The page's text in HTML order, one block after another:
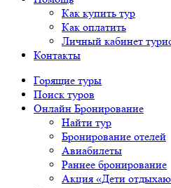
Как купить тур
Как оплатить
Личный кабинет
Контакты
Горящие туры
Поиск туров
Онлайн Бронирование
Найти тур
Бронирование отелей
Авиабилеты
Раннее бронирование
Акция «Дети